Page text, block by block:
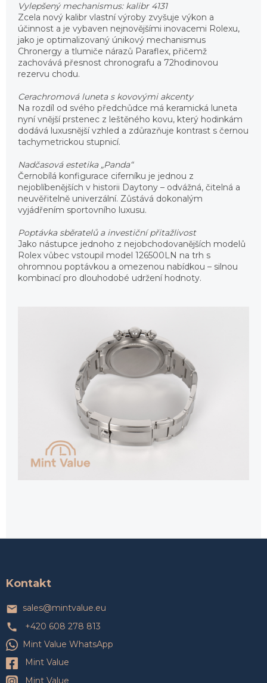
Vylepšený mechanismus: kalibr 4131
Zcela nový kalibr vlastní výroby zvyšuje výkon a
účinnost a je vybaven nejnovějšími inovacemi Rolexu,
jako je optimalizovaný únikový mechanismus
Chronergy a tlumiče nárazů Paraflex, přičemž
zachovává přesnost chronografu a 72hodinovou
rezervu chodu.
Cerachromová luneta s kovovými akcenty
Na rozdíl od svého předchůdce má keramická luneta
nyní vnější prstenec z leštěného kovu, který hodinkám
dodává luxusnější vzhled a zdůrazňuje kontrast s černou
tachymetrickou stupnicí.
Nadčasová estetika „Panda“
Černobílá konfigurace ciferníku je jednou z
nejoblíbenějších v historii Daytony – odvážná, čitelná a
neuvěřitelně univerzální. Zůstává dokonalým
vyjádřením sportovního luxusu.
Poptávka sběratelů a investiční přitažlivost
Jako nástupce jednoho z nejobchodovanějších modelů
Rolex vůbec vstoupil model 126500LN na trh s
ohromnou poptávkou a omezenou nabídkou – silnou
kombinací pro dlouhodobé udržení hodnoty.
Kontakt
sales@mintvalue.eu
+420 608 278 813
Mint Value WhatsApp
Mint Value
Mint Value